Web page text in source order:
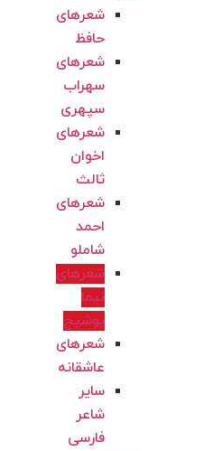
شعرهای
حافظ
شعرهای
سهراب
سپهری
شعرهای
اخوان
ثالث
شعرهای
احمد
شاملو
شعرهای
نیما
یوشیج
شعرهای
عاشقانه
سایر
شاعر
فارسی